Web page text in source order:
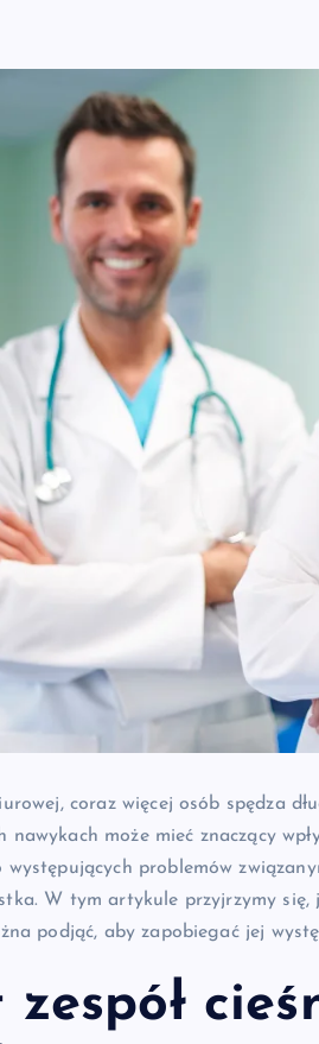
coraz więcej osób spędza
nawykach może mieć znaczący
występujących problemów
W tym artykule przyjrzymy
podjąć, aby zapobiegać jej